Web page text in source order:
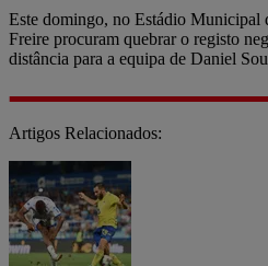
Este domingo, no Estádio Municipal
Freire procuram quebrar o registo
distância para a equipa de Daniel
Artigos Relacionados: